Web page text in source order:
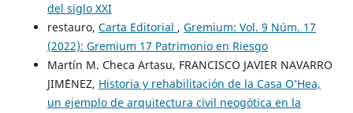
del siglo XXI
restauro, Carta Editorial , Gremium: Vol. 9 Núm. 17
(2022): Gremium 17 Patrimonio en Riesgo
Martín M. Checa Artasu, FRANCISCO JAVIER NAVARRO
JIM´´ENEZ, Historia y rehabilitación de la Casa O’Hea,
un ejemplo de arquitectura civil neogótica en la